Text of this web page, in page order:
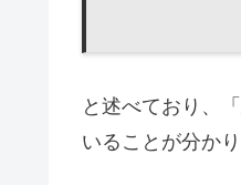
と述べており、
いることが分かり